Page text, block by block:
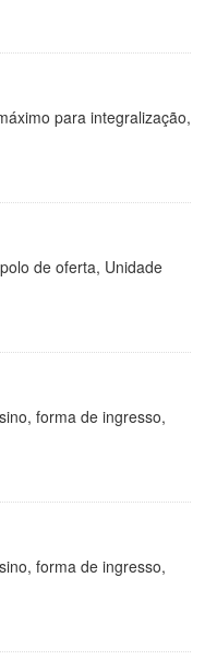
para integralização,
de oferta, Unidade
forma de ingresso,
forma de ingresso,